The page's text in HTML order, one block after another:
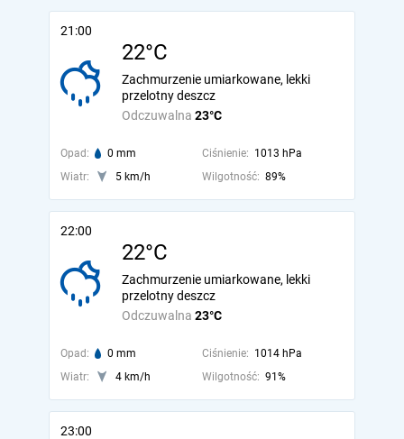
21:00
22°C
Odczuwalna 23°C
Zachmurzenie umiarkowane, lekki
przelotny deszcz
Opad: 0 mm Ciśnienie: 1013 hPa
Wiatr:
5 km/h Wilgotność: 89%
22:00
22°C
Odczuwalna 23°C
Zachmurzenie umiarkowane, lekki
przelotny deszcz
Opad: 0 mm Ciśnienie: 1014 hPa
Wiatr:
4 km/h Wilgotność: 91%
23:00